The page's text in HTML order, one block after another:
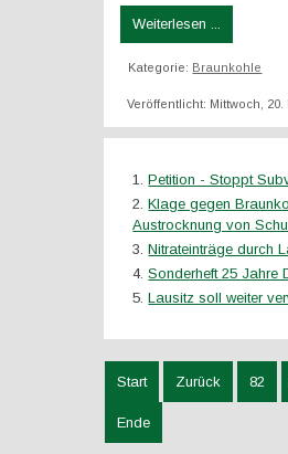
Weiterlesen ...
Kategorie: Braunkohle
Veröffentlicht: Mittwoch, 20.
Petition - Stoppt
Klage gegen
Austrocknung von
Nitrateinträge durch
Sonderheft 25 Jahre
Lausitz soll weiter
Start Zurück 82
Ende